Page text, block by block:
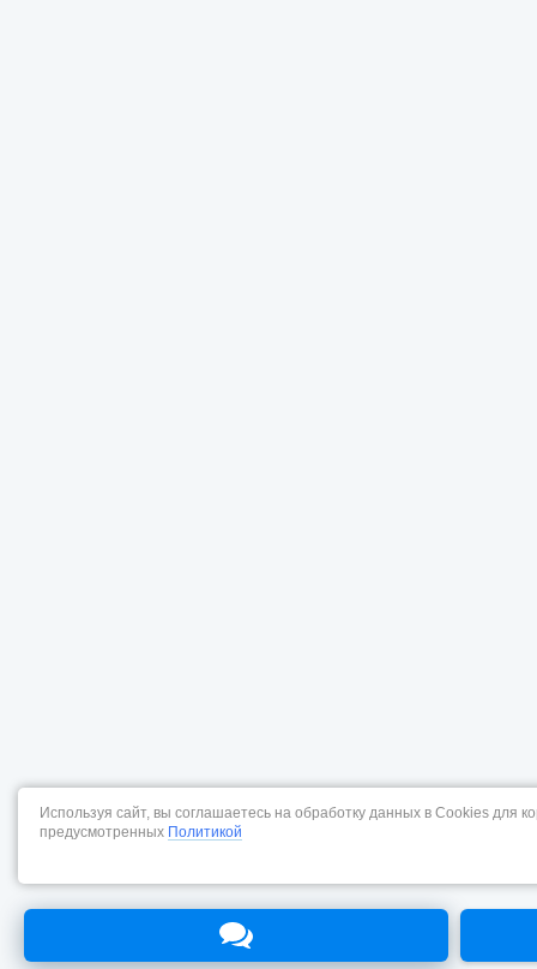
Используя сайт, вы соглашаетесь на обработку данных в Cookies для
предусмотренных Политикой